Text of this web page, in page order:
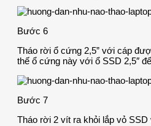
Bước 6
Tháo rời ổ cứng 2,5” với cáp
thế ổ cứng này với ổ SSD 2,5″
Bước 7
Tháo rời 2 vít ra khỏi lắp vỏ SSD